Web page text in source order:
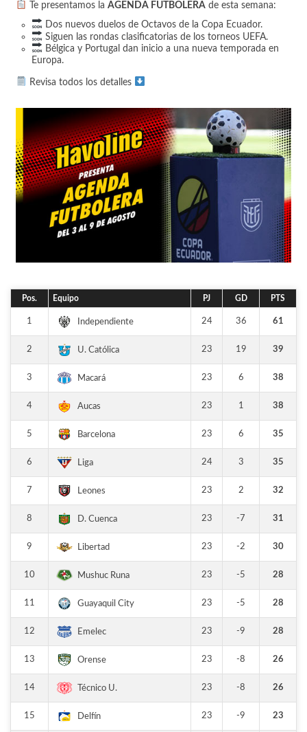
Te presentamos la AGENDA FUTBOLERAde esta semana:
Dos nuevos duelos de Octavos de la Copa Ecuador.
Siguen las rondas clasificatorias de los torneos UEFA.
Bélgica y Portugal dan inicio a una nueva temporada en
Europa.
Revisa todos los detalles
Pos. Equipo PJ GD PTS
1 Independiente 24 36 61
2 U. Católica 23 19 39
3 Macará 23 6 38
4 Aucas 23 1 38
5 Barcelona 23 6 35
6 Liga 24 3 35
7 Leones 23 2 32
8 D. Cuenca 23 -7 31
9 Libertad 23 -2 30
10 Mushuc Runa 23 -5 28
11 Guayaquil City 23 -5 28
12 Emelec 23 -9 28
13 Orense 23 -8 26
14 Técnico U. 23 -8 26
15 Delfín 23 -9 23